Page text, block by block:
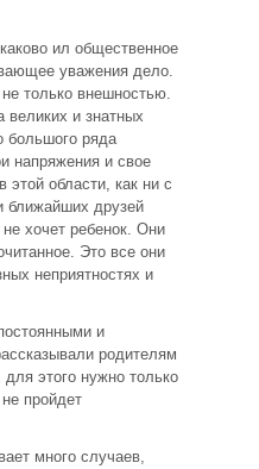
ил общественное
уважения дело.
только внешностью.
и знатных
большого ряда
напряжения и свое
области, как ни с
ближайших друзей
хочет ребенок. Они
Это все они
неприятностях и
и
родителям
этого нужно только
пройдет
много случаев,